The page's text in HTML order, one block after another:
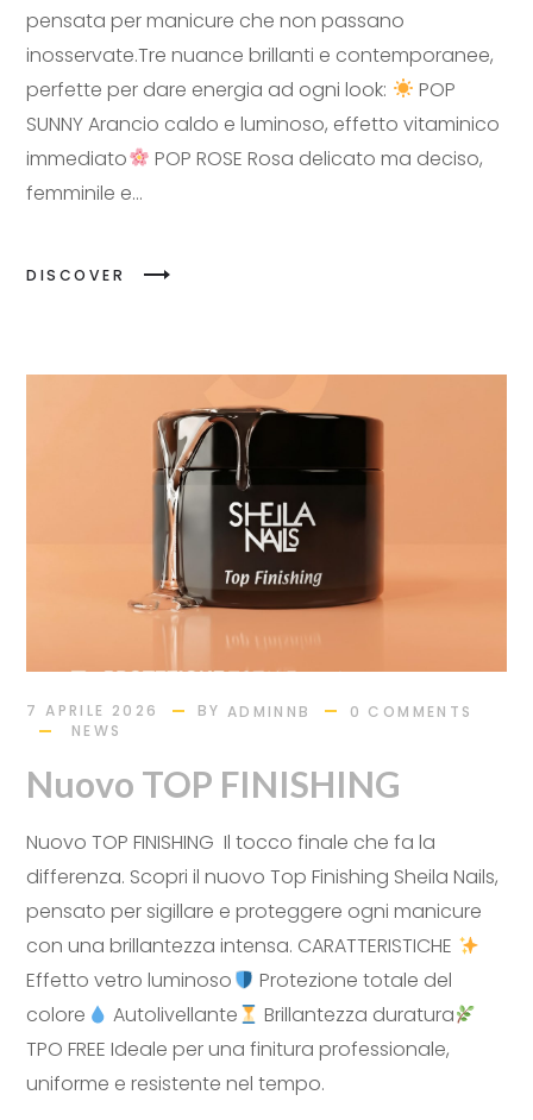
pensata per manicure che non passano
inosservate.Tre nuance brillanti e contemporanee,
perfette per dare energia ad ogni look:
POP
SUNNY Arancio caldo e luminoso, effetto vitaminico
immediato
POP ROSE Rosa delicato ma deciso,
femminile e...
DISCOVER
7 APRILE 2026 BY ADMINNB
0 COMMENTS
NEWS
Nuovo TOP FINISHING
Nuovo TOP FINISHING Il tocco finale che fa la
differenza. Scopri il nuovo Top Finishing Sheila Nails,
pensato per sigillare e proteggere ogni manicure
con una brillantezza intensa. CARATTERISTICHE
Effetto vetro luminoso
Protezione totale del
colore
Autolivellante
Brillantezza duratura
TPO FREE Ideale per una finitura professionale,
uniforme e resistente nel tempo.